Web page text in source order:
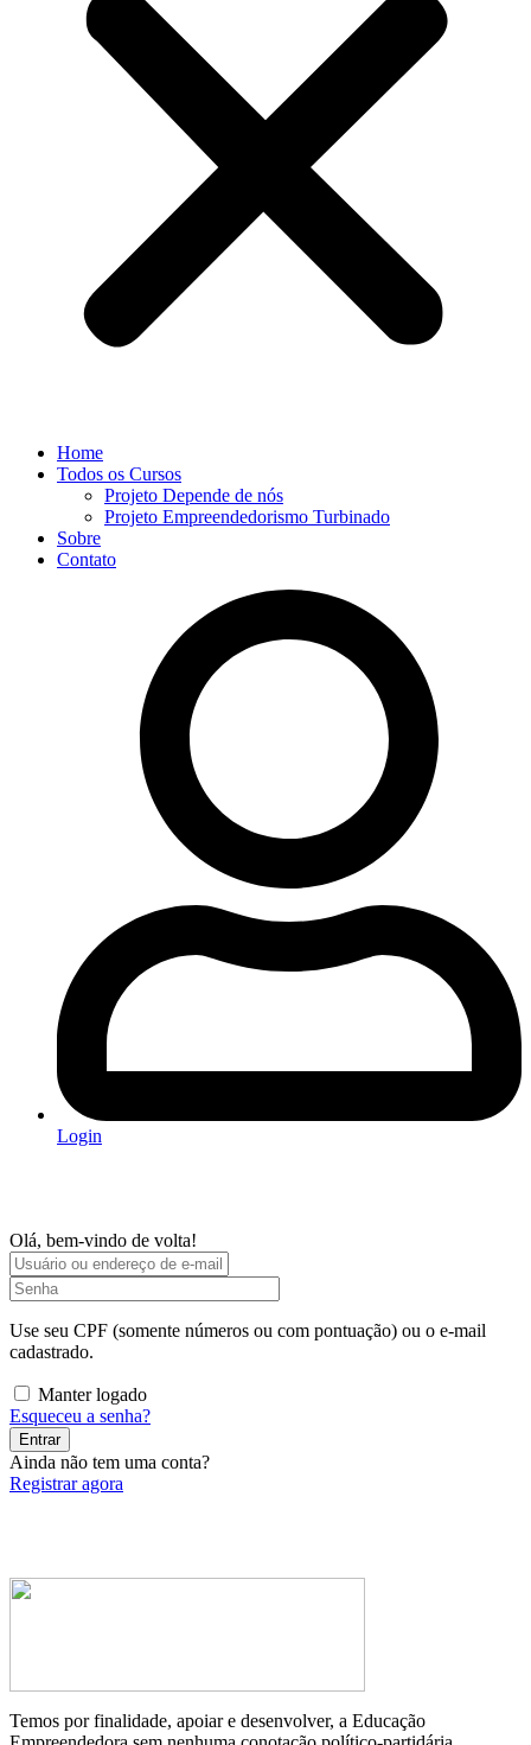
Home
Todos os Cursos
Projeto Depende de nós
Projeto Empreendedorismo Turbinado
Sobre
Contato
Login
Olá, bem-vindo de volta!
Use seu CPF (somente números ou com pontuação) ou o e-mail
cadastrado.
Manter logado
Esqueceu a senha?
Entrar
Ainda não tem uma conta?
Registrar agora
Temos por finalidade, apoiar e desenvolver, a Educação